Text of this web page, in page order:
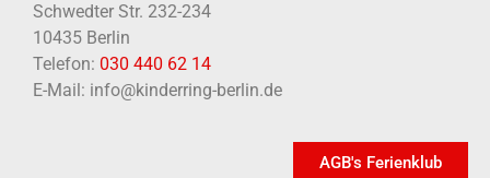
Schwedter Str. 232-234
10435 Berlin
Telefon: 030 440 62 14
E-Mail: info@kinderring-berlin.de
AGB's Ferienklub